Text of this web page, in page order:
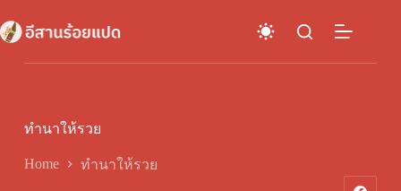
to
content
ทํานาให้รวย
Home ทํานาให้รวย